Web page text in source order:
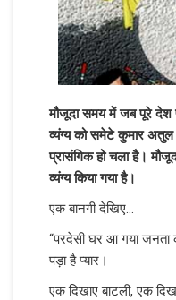
मौजूदा समय में जब पूरे देश
व्यंग्य को समेटे कुमार अतुल
प्रासंगिक हो चला है।
व्यंग्य किया गया है।
एक बानगी देखिए...
“परदेसी घर आ गया जनता
पड़ा है प्यार।
एक दिखाए बाटली, एक